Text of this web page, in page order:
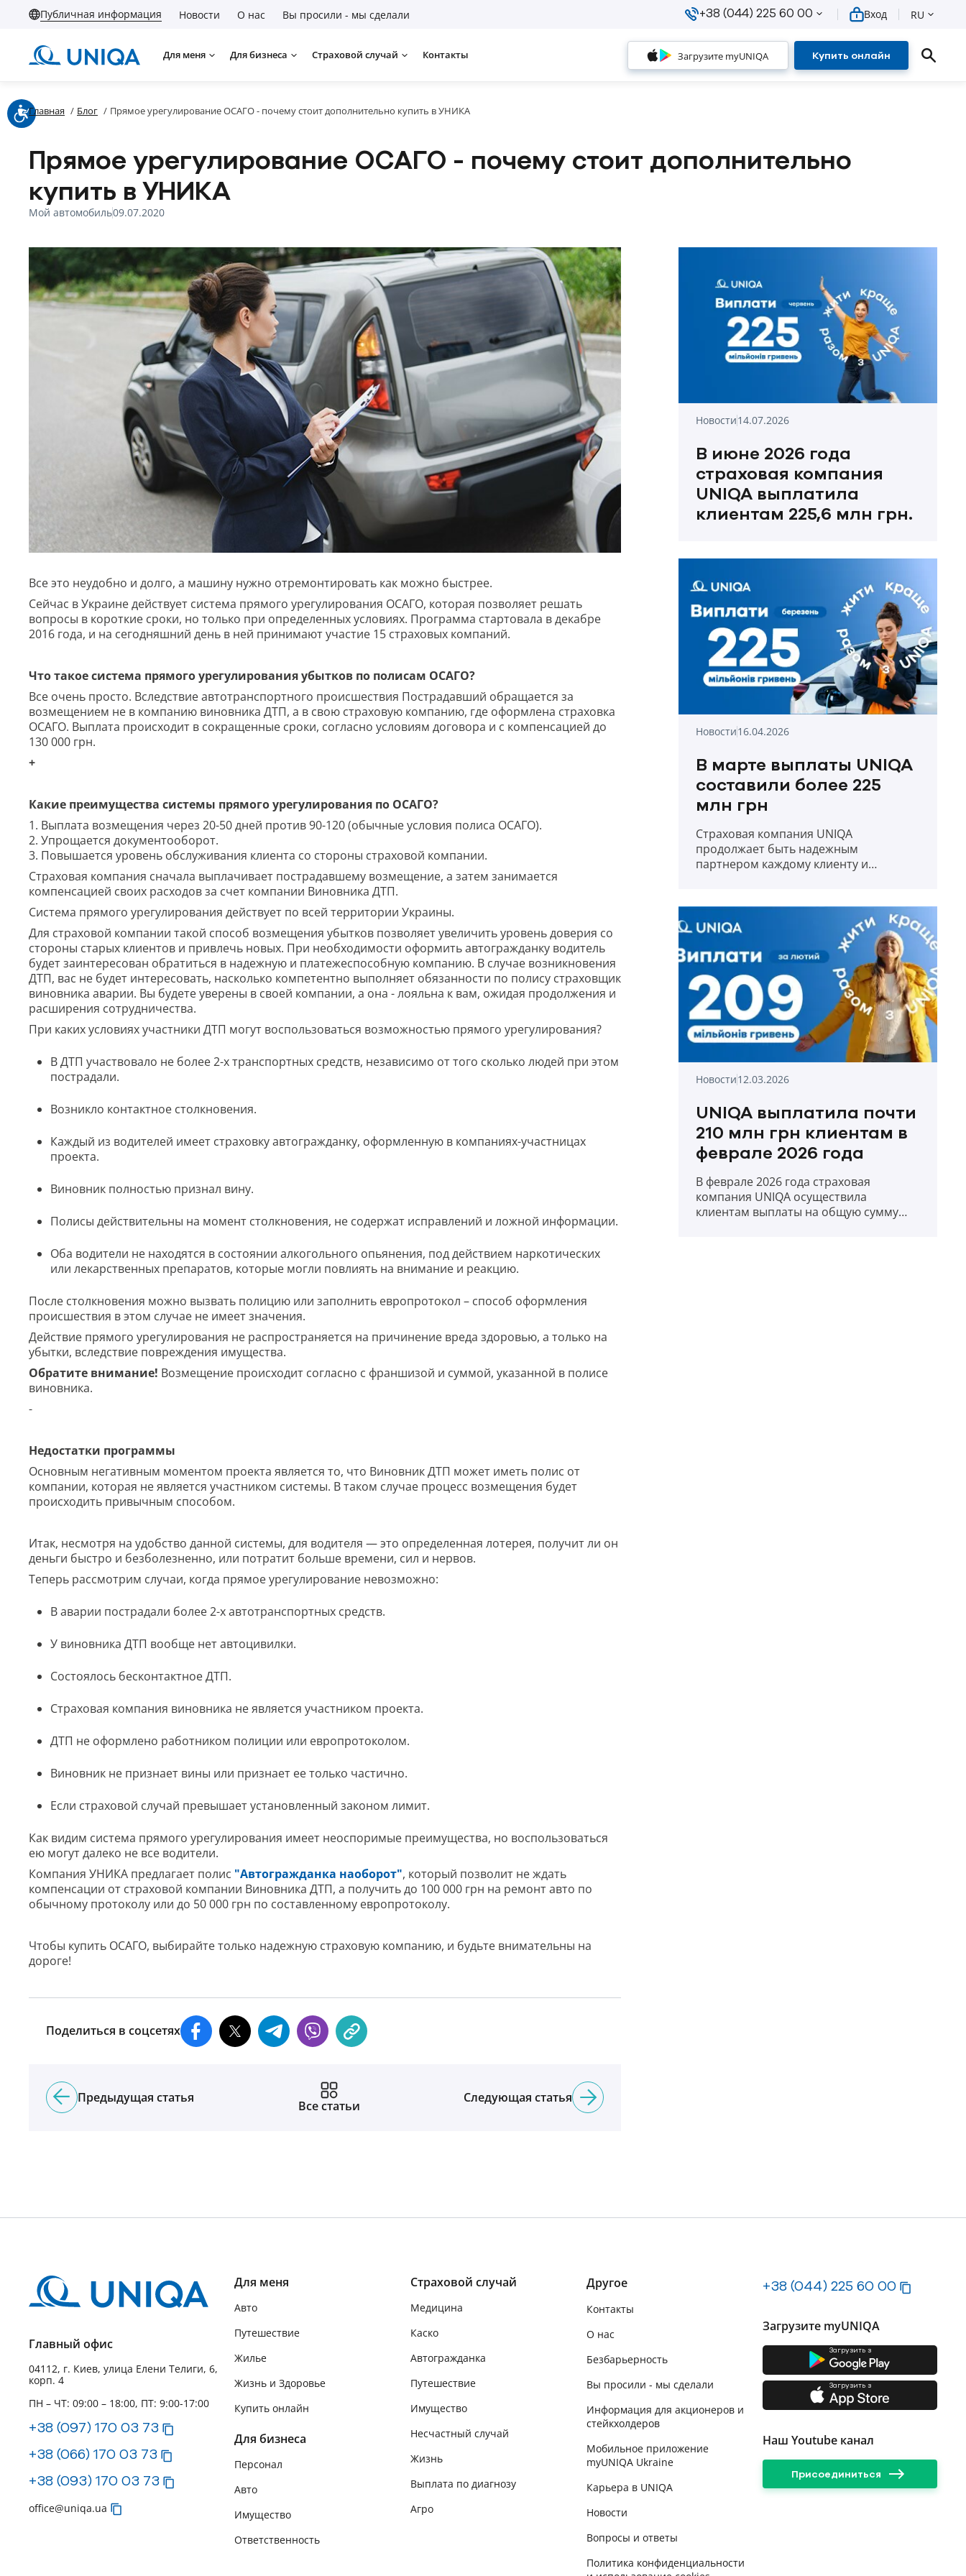
Публичная информация Новости О нас Вы просили - мы сделали +38 (044) 225 60 00 Вход RU
Для меня Для бизнеса Страховой случай Контакты Загрузите myUNIQA Купить онлайн
Главная / Блог / Прямое урегулирование ОСАГО - почему стоит дополнительно купить в УНИКА
Прямое урегулирование ОСАГО - почему стоит дополнительно
купить в УНИКА
Мой автомобиль09.07.2020
Все это неудобно и долго, а машину нужно отремонтировать как можно быстрее.
Сейчас в Украине действует система прямого урегулирования ОСАГО, которая позволяет решать
вопросы в короткие сроки, но только при определенных условиях. Программа стартовала в декабре
2016 года, и на сегодняшний день в ней принимают участие 15 страховых компаний.
Что такое система прямого урегулирования убытков по полисам ОСАГО?
Все очень просто. Вследствие автотранспортного происшествия Пострадавший обращается за
возмещением не в компанию виновника ДТП, а в свою страховую компанию, где оформлена страховка
ОСАГО. Выплата происходит в сокращенные сроки, согласно условиям договора и с компенсацией до
130 000 грн.
+
Какие преимущества системы прямого урегулирования по ОСАГО?
1. Выплата возмещения через 20-50 дней против 90-120 (обычные условия полиса ОСАГО).
2. Упрощается документооборот.
3. Повышается уровень обслуживания клиента со стороны страховой компании.
Страховая компания сначала выплачивает пострадавшему возмещение, а затем занимается
компенсацией своих расходов за счет компании Виновника ДТП.
Система прямого урегулирования действует по всей территории Украины.
Для страховой компании такой способ возмещения убытков позволяет увеличить уровень доверия со
стороны старых клиентов и привлечь новых. При необходимости оформить автогражданку водитель
будет заинтересован обратиться в надежную и платежеспособную компанию. В случае возникновения
ДТП, вас не будет интересовать, насколько компетентно выполняет обязанности по полису страховщик
виновника аварии. Вы будете уверены в своей компании, а она - лояльна к вам, ожидая продолжения и
расширения сотрудничества.
При каких условиях участники ДТП могут воспользоваться возможностью прямого урегулирования?
В ДТП участвовало не более 2-х транспортных средств, независимо от того сколько людей при этом
пострадали.
Возникло контактное столкновения.
Каждый из водителей имеет страховку автогражданку, оформленную в компаниях-участницах
проекта.
Виновник полностью признал вину.
Полисы действительны на момент столкновения, не содержат исправлений и ложной информации.
Оба водители не находятся в состоянии алкогольного опьянения, под действием наркотических
или лекарственных препаратов, которые могли повлиять на внимание и реакцию.
После столкновения можно вызвать полицию или заполнить европротокол – способ оформления
происшествия в этом случае не имеет значения.
Действие прямого урегулирования не распространяется на причинение вреда здоровью, а только на
убытки, вследствие повреждения имущества.
Обратите внимание! Возмещение происходит согласно с франшизой и суммой, указанной в полисе
виновника.
-
Недостатки программы
Основным негативным моментом проекта является то, что Виновник ДТП может иметь полис от
компании, которая не является участником системы. В таком случае процесс возмещения будет
происходить привычным способом.
Итак, несмотря на удобство данной системы, для водителя — это определенная лотерея, получит ли он
деньги быстро и безболезненно, или потратит больше времени, сил и нервов.
Теперь рассмотрим случаи, когда прямое урегулирование невозможно:
В аварии пострадали более 2-х автотранспортных средств.
У виновника ДТП вообще нет автоцивилки.
Состоялось бесконтактное ДТП.
Страховая компания виновника не является участником проекта.
ДТП не оформлено работником полиции или европротоколом.
Виновник не признает вины или признает ее только частично.
Если страховой случай превышает установленный законом лимит.
Как видим система прямого урегулирования имеет неоспоримые преимущества, но воспользоваться
ею могут далеко не все водители.
Компания УНИКА предлагает полис "Автогражданка наоборот", который позволит не ждать
компенсации от страховой компании Виновника ДТП, а получить до 100 000 грн на ремонт авто по
обычному протоколу или до 50 000 грн по составленному европротоколу.
Чтобы купить ОСАГО, выбирайте только надежную страховую компанию, и будьте внимательны на
дороге!
Поделиться в соцсетях
Предыдущая статья
Все статьи
Следующая статья
Новости14.07.2026
В июне 2026 года
страховая компания
UNIQA выплатила
клиентам 225,6 млн грн.
Новости16.04.2026
В марте выплаты UNIQA
составили более 225
млн грн
Страховая компания UNIQA
продолжает быть надежным
партнером каждому клиенту и
Новости12.03.2026
UNIQA выплатила почти
210 млн грн клиентам в
феврале 2026 года
В феврале 2026 года страховая
компания UNIQA осуществила
клиентам выплаты на общую сумму
Главный офис
04112, г. Киев, улица Елени Телиги, 6,
корп. 4
ПН – ЧТ: 09:00 – 18:00, ПТ: 9:00-17:00
+38 (097) 170 03 73
+38 (066) 170 03 73
+38 (093) 170 03 73
office@uniqa.ua
Для меня
Авто
Путешествие
Жилье
Жизнь и Здоровье
Купить онлайн
Для бизнеса
Персонал
Авто
Имущество
Ответственность
Страховой случай
Медицина
Каско
Автогражданка
Путешествие
Имущество
Несчастный случай
Жизнь
Выплата по диагнозу
Агро
Другое
Контакты
О нас
Безбарьерность
Вы просили - мы сделали
Информация для акционеров и
стейкхолдеров
Мобильное приложение
myUNIQA Ukraine
Карьера в UNIQA
Новости
Вопросы и ответы
Политика конфиденциальности
+38 (044) 225 60 00
Загрузите myUNIQA
Загрузить з
Загрузить з
Наш Youtube канал
Присоединиться